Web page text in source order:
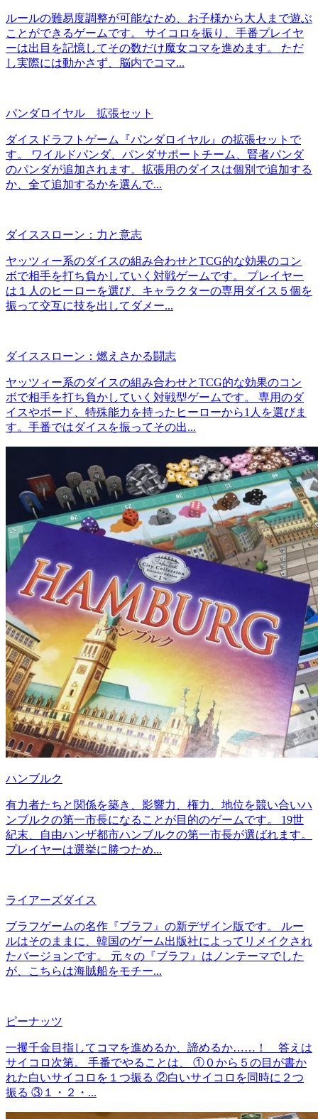
ルールの難易度調整が可能なため、お子様から大人まで遊ぶ
ことができるゲームです。 サイコロを振り、手番プレイヤ
ーは出目を記憶してその数だけ魔女コマを進めます。 ただ
し実際には動かさず、脳内でコマ...
パンダロイヤル 拡張セット
ダイスドラフトゲーム『パンダロイヤル』の拡張セットで
す。 ワイルドパンダ、パンダサポートチーム、賢者パンダ
のパンダが追加されます。拡張用のダイスは個別で追加する
か、全て追加するかを選んで...
ダイススローン：力と意志
ヤッツィー系のダイスの組み合わせとTCG的な効果のコン
ボで相手を打ち負かしていく対戦ゲームです。 プレイヤー
は１人のヒーローを選び、キャラクターの専用ダイス５個を
振って交互に技を出してダメー...
ダイススローン：燃えさかる闘志
ヤッツィー系のダイスの組み合わせとTCG的な効果のコン
ボで相手を打ち負かしていく対戦型ゲームです。 専用のダ
イスやボード、特殊能力を持ったヒーローから1人を選びま
す。手番ではダイスを振ってその出...
ハンブルク
有力者たちと関係を築き、影響力、権力、地位を競い合いハ
ンブルクの第一市長になることが目的のゲームです。 19世
紀末、自由ハンザ都市ハンブルクの第一市長が選ばれます。
プレイヤーは選挙に勝つため...
ライアーズダイス
ブラフゲームの名作『ブラフ』の新デザイン版です。 ルー
ルはそのままに、韓国のゲーム出版社によってリメイクされ
たバージョンです。 元々の『ブラフ』はノンテーマでした
が、こちらは海賊船をモチー...
ピーナッツ
一攫千金目指してコマを進めるか、諦めるか……！ 答えは
サイコロ次第。 手番でやることは、 ①０から５の目が書か
れた白いサイコロを１つ振る ②白いサイコロを同時に２つ
振る ③１・２・...